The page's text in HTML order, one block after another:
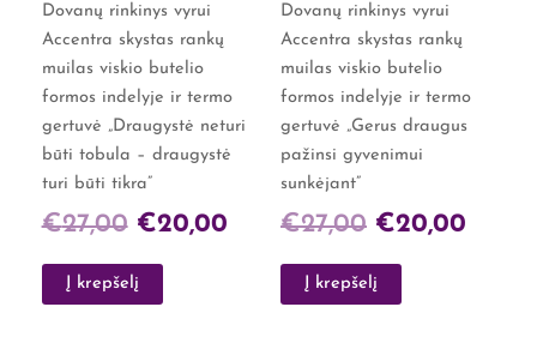
Dovanų rinkinys vyrui
Accentra skystas rankų
muilas viskio butelio
formos indelyje ir termo
gertuvė „Draugystė neturi
būti tobula – draugystė
turi būti tikra”
€27,00 €20,00
Į krepšelį
Dovanų rinkinys vyrui
Accentra skystas rankų
muilas viskio butelio
formos indelyje ir termo
gertuvė „Gerus draugus
pažinsi gyvenimui
sunkėjant”
€27,00 €20,00
Į krepšelį